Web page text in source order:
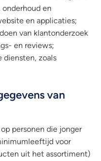
onderhoud en
en applicaties;
van klantonderzoek
en reviews;
diensten, zoals
van
personen die jonger
voor
uit het assortiment)